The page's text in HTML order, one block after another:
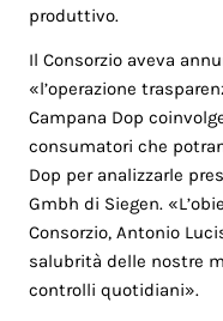
produttivo.
Il Consorzio aveva
«l’operazione
Campana Dop
consumatori che
Dop per analizzarle
Gmbh di Siegen.
Consorzio, Antonio
salubrità delle nostre
controlli quotidiani».